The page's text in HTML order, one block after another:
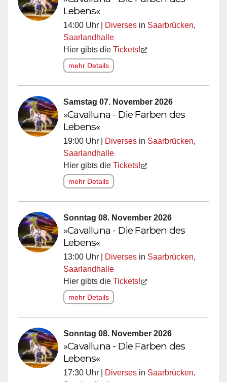
Lebens«
14:00 Uhr | Diverses in Saarbrücken,
Saarlandhalle
Hier gibts die Tickets!
mehr Details
Samstag 07. November 2026
»Cavalluna - Die Farben des
Lebens«
19:00 Uhr | Diverses in Saarbrücken,
Saarlandhalle
Hier gibts die Tickets!
mehr Details
Sonntag 08. November 2026
»Cavalluna - Die Farben des
Lebens«
13:00 Uhr | Diverses in Saarbrücken,
Saarlandhalle
Hier gibts die Tickets!
mehr Details
Sonntag 08. November 2026
»Cavalluna - Die Farben des
Lebens«
17:30 Uhr | Diverses in Saarbrücken,